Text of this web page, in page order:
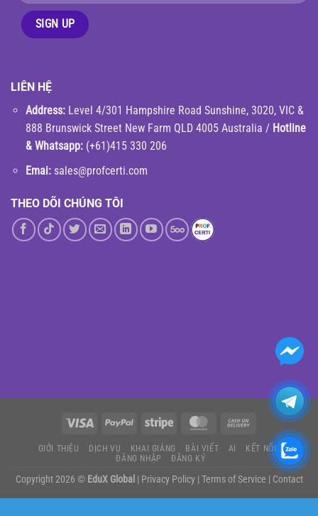
LIÊN HỆ
Address:Level 4/301 Hampshire Road Sunshine, 3020, VIC &
888 Brunswick Street New Farm QLD 4005 Australia / Hotline
& Whatsapp: (+61)415 330 206
Emai:sales@profcerti.com
THEO DÕI CHÚNG TÔI
GIỚI THIỆU DỊCH VỤ KHAI GIẢNG BÀI VIẾT AI
KẾT NỐI
ĐĂNG NHẬP
ĐĂNG KÝ
Copyright 2026 © EduX Global | Privacy Policy| Terms of Service | Contact